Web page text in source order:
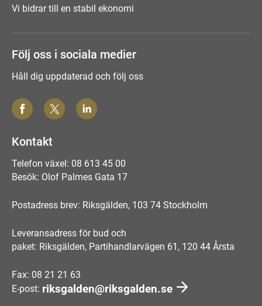
Vi bidrar till en stabil ekonomi
Följ oss i sociala medier
Håll dig uppdaterad och följ oss
Kontakt
Telefon växel: 08 613 45 00
Besök: Olof Palmes Gata 17
Postadress brev: Riksgälden, 103 74 Stockholm
Leveransadress för bud och
paket: Riksgälden, Partihandlarvägen 61, 120 44 Årsta
Fax: 08 21 21 63
E-post: riksgalden@riksgalden.se